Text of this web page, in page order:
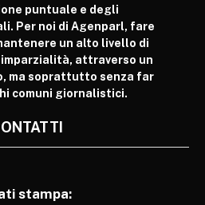
puntuale e degli
Per noi di Agenparl, fare
un alto livello di
attraverso un
ma soprattutto senza far
comuni giornalistici.
stampa: